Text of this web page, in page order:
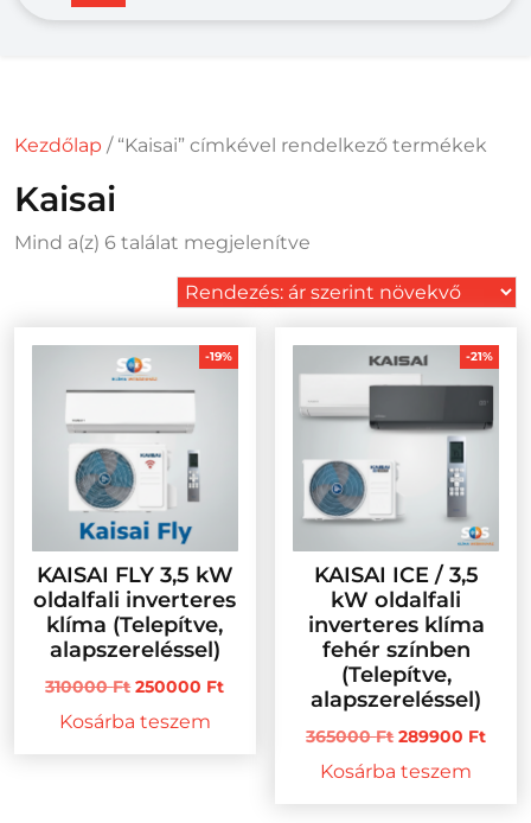
Kezdőlap / “Kaisai” címkével rendelkező termékek
Kaisai
Mind a(z) 6 találat megjelenítve
price:
-19%
KAISAI FLY 3,5 kW
oldalfali inverteres
klíma (Telepítve,
alapszereléssel)
310000Ft Original
was:
250000 FtCurrent
Kosárba teszem
-21%
KAISAI ICE / 3,5
kW oldalfali
inverteres klíma
fehér színben
(Telepítve,
alapszereléssel)
365000Ft Original
was:
289900 Ft
Kosárba teszem